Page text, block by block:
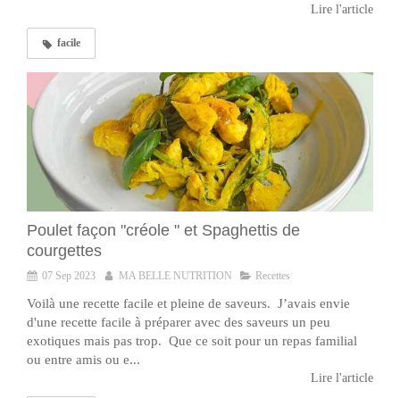
Lire l'article
facile
Poulet façon "créole " et Spaghettis de
courgettes
07 Sep 2023 MA BELLE NUTRITION Recettes
Voilà une recette facile et pleine de saveurs. J’avais envie
d'une recette facile à préparer avec des saveurs un peu
exotiques mais pas trop. Que ce soit pour un repas familial
ou entre amis ou e...
Lire l'article